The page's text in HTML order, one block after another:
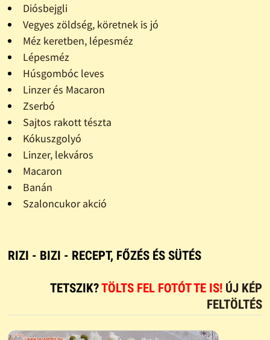
Diósbejgli
Vegyes zöldség, köretnek is jó
Méz keretben, lépesméz
Lépesméz
Húsgombóc leves
Linzer és Macaron
Zserbó
Sajtos rakott tészta
Kókuszgolyó
Linzer, lekváros
Macaron
Banán
Szaloncukor akció
RIZI - BIZI - RECEPT, FŐZÉS ÉS SÜTÉS
TETSZIK?TÖLTS FEL FOTÓT TE IS! ÚJ KÉP
FELTÖLTÉS